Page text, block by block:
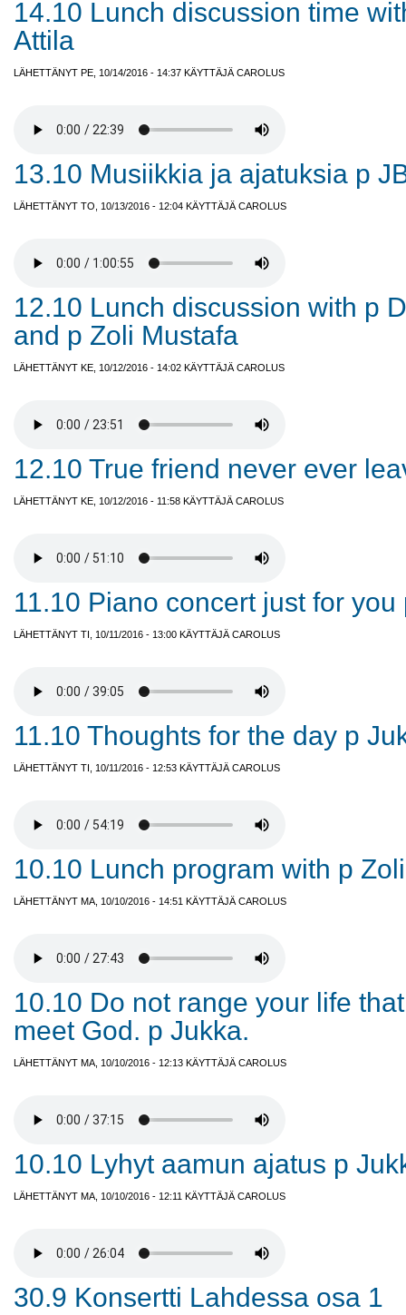
14.10 Lunch discussion time
Attila
LÄHETTÄNYT PE, 10/14/2016 - 14:37 KÄYTTÄJÄ CAROLUS
13.10 Musiikkia ja ajatuksia p
LÄHETTÄNYT TO, 10/13/2016 - 12:04 KÄYTTÄJÄ CAROLUS
12.10 Lunch discussion with p
and p Zoli Mustafa
LÄHETTÄNYT KE, 10/12/2016 - 14:02 KÄYTTÄJÄ CAROLUS
12.10 True friend never ever
LÄHETTÄNYT KE, 10/12/2016 - 11:58 KÄYTTÄJÄ CAROLUS
11.10 Piano concert just for you
LÄHETTÄNYT TI, 10/11/2016 - 13:00 KÄYTTÄJÄ CAROLUS
11.10 Thoughts for the day p
LÄHETTÄNYT TI, 10/11/2016 - 12:53 KÄYTTÄJÄ CAROLUS
10.10 Lunch program with p
LÄHETTÄNYT MA, 10/10/2016 - 14:51 KÄYTTÄJÄ CAROLUS
10.10 Do not range your life
meet God. p Jukka.
LÄHETTÄNYT MA, 10/10/2016 - 12:13 KÄYTTÄJÄ CAROLUS
10.10 Lyhyt aamun ajatus p
LÄHETTÄNYT MA, 10/10/2016 - 12:11 KÄYTTÄJÄ CAROLUS
30.9 Konsertti Lahdessa osa 1